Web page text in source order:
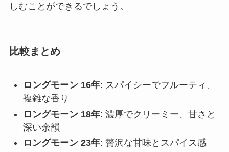
しむことができるでしょう。
比較まとめ
ロングモーン 16年: スパイシーでフルーティ、
複雑な香り
ロングモーン 18年: 濃厚でクリーミー、甘さと
深い余韻
ロングモーン 23年: 贅沢な甘味とスパイス感